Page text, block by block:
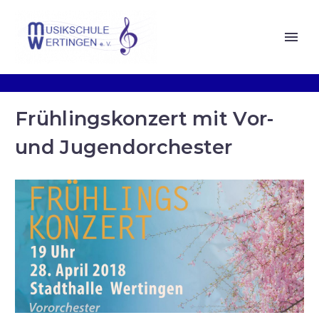
Frühlingskonzert mit Vor-
und Jugendorchester